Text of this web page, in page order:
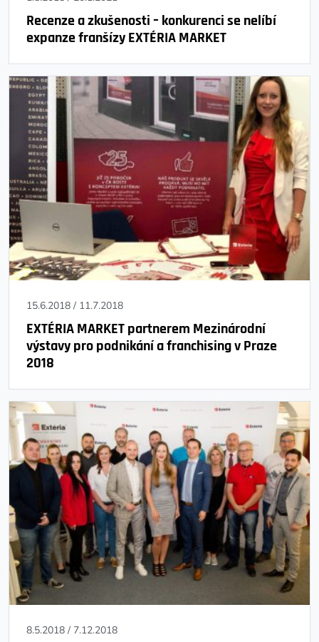
Recenze a zkušenosti – konkurenci se nelíbí
expanze franšízy EXTÉRIA MARKET
15.6.2018 / 11.7.2018
EXTÉRIA MARKET partnerem Mezinárodní
výstavy pro podnikání a franchising v Praze
2018
8.5.2018 / 7.12.2018